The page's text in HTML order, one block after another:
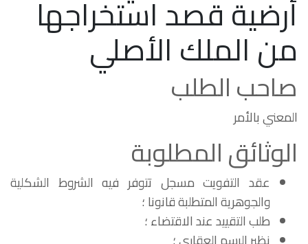
أرضية قصد استخراجها
من الملك الأصلي
صاحب الطلب
المعني بالأمر
الوثائق المطلوبة
عقد التفويت مسجل تتوفر فيه الشروط الشكلية
والجوهرية المتطلبة قانونا ؛
طلب التقييد عند الاقتضاء ؛